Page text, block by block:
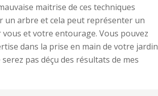
maitrise de ces techniques
un arbre et cela peut représenter un
et votre entourage. Vous pouvez
dans la prise en main de votre jardin
pas déçu des résultats de mes